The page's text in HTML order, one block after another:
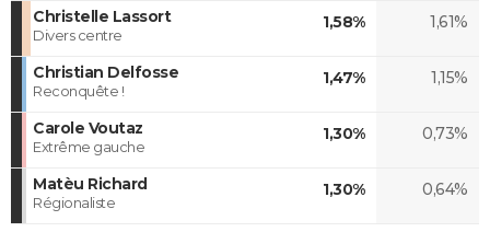
Christelle Lassort
Divers centre
1,58% 1,61%
Christian Delfosse
Reconquête !
1,47% 1,15%
Carole Voutaz
Extrême gauche
1,30% 0,73%
Matèu Richard
Régionaliste
1,30% 0,64%